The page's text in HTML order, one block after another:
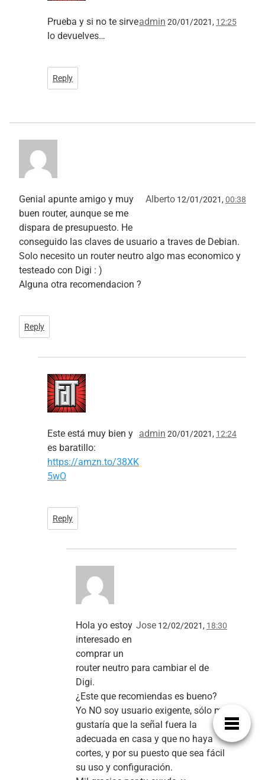
admin 20/01/2021, 12:25
Prueba y si no te sirve
lo devuelves…
Reply
Alberto 12/01/2021, 00:38
Genial apunte amigo y muy
buen router, aunque se me
dispara de presupuesto. He
conseguido las claves de usuario a traves de Debian.
Solo necesito un router neutro algo mas economico y
testeado con Digi : )
Alguna otra recomendacion ?
Reply
admin 20/01/2021, 12:24
Este está muy bien y
es baratillo:
https://amzn.to/38XK
5wO
Reply
Jose 12/02/2021, 18:30
Hola yo estoy
interesado en
comprar un
router neutro para cambiar el de
Digi.
¿Este que recomiendas es bueno?
Yo NO soy usuario exigente, sólo me
gustaría que la señal fuera la
adecuada en casa y que no haya
cortes, y por su puesto que sea fácil
su uso y configuración.